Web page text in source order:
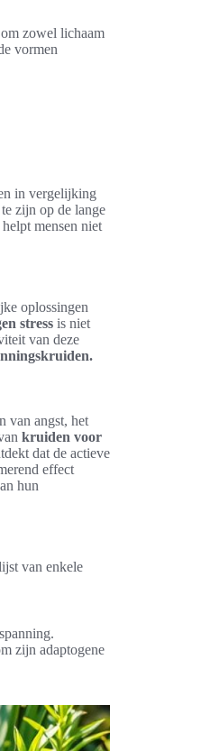
zowel lichaam
vormen
in vergelijking
zijn op de lange
helpt mensen niet
oplossingen
stress is niet
van deze
van angst, het
kruiden voor
dat de actieve
effect
hun
van enkele
zijn adaptogene